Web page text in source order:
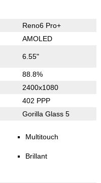
Reno6 Pro+
AMOLED
6.55"
88.8%
2400x1080
402 PPP
Gorilla Glass 5
Multitouch
Brillant